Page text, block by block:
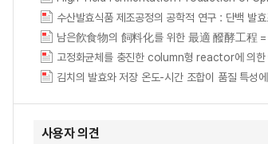
수산발효식품 제조공정의 공학적 연구 : 단백 발효
남은飮食物의 飼料化를 위한 最適 醱酵工
고정화균체를 충진한 column형 reactor에
김치의 발효와 저장 온도-시간 조합이 품
사용자 의견